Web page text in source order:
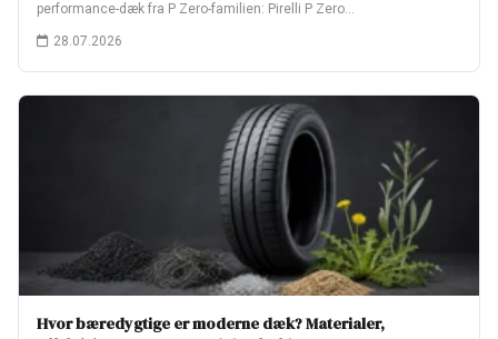
performance-dæk fra P Zero-familien: Pirelli P Zero…
28.07.2026
Hvor bæredygtige er moderne dæk? Materialer,